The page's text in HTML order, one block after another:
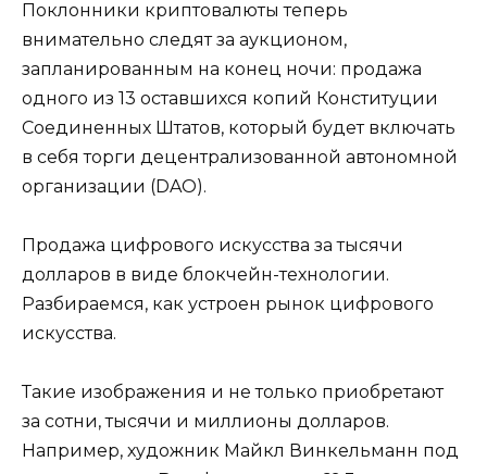
Поклонники криптовалюты теперь
внимательно следят за аукционом,
запланированным на конец ночи: продажа
одного из 13 оставшихся копий Конституции
Соединенных Штатов, который будет включать
в себя торги децентрализованной автономной
организации (DAO).
Продажа цифрового искусства за тысячи
долларов в виде блокчейн-технологии.
Разбираемся, как устроен рынок цифрового
искусства.
Такие изображения и не только приобретают
за сотни, тысячи и миллионы долларов.
Например, художник Майкл Винкельманн под